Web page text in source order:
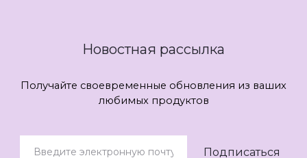
Новостная рассылка
Получайте своевременные обновления из ваших
любимых продуктов